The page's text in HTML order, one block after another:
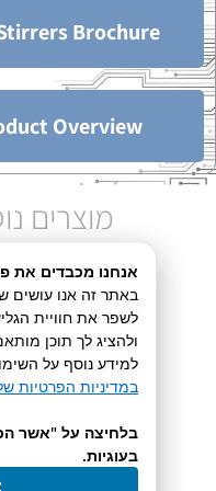
Brochure
Overview
מוצרים
Unstirred
אמבט מים בעל
אנחנו מכבדים את
לשפר את חוויית
ולהציג לך תוכן
למידע נוסף על
במדיניות הפרטיות
בלחיצה על "אשר
בעוגיות.